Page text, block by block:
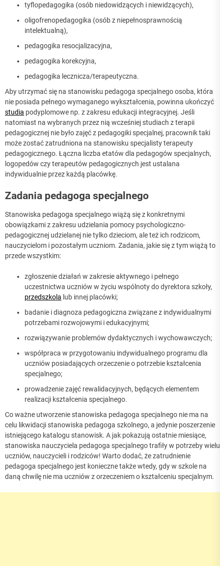
tyflopedagogika (osób niedowidzących i niewidzących),
oligofrenopedagogika (osób z niepełnosprawnością
intelektualną),
pedagogika resocjalizacyjna,
pedagogika korekcyjna,
pedagogika lecznicza/terapeutyczna.
Aby utrzymać się na stanowisku pedagoga specjalnego osoba, która
nie posiada pełnego wymaganego wykształcenia, powinna ukończyć
studia podyplomowe np. z zakresu edukacji integracyjnej. Jeśli
natomiast na wybranych przez nią wcześniej studiach z terapii
pedagogicznej nie było zajęć z pedagogiki specjalnej, pracownik taki
może zostać zatrudniona na stanowisku specjalisty terapeuty
pedagogicznego. Łączna liczba etatów dla pedagogów specjalnych,
logopedów czy terapeutów pedagogicznych jest ustalana
indywidualnie przez każdą placówkę.
Zadania pedagoga specjalnego
Stanowiska pedagoga specjalnego wiążą się z konkretnymi
obowiązkami z zakresu udzielania pomocy psychologiczno-
pedagogicznej udzielanej nie tylko dzieciom, ale też ich rodzicom,
nauczycielom i pozostałym uczniom. Zadania, jakie się z tym wiążą to
przede wszystkim:
zgłoszenie działań w zakresie aktywnego i pełnego
uczestnictwa uczniów w życiu wspólnoty do dyrektora szkoły,
przedszkola lub innej placówki;
badanie i diagnoza pedagogiczna związane z indywidualnymi
potrzebami rozwojowymi i edukacyjnymi;
rozwiązywanie problemów dydaktycznych i wychowawczych;
współpraca w przygotowaniu indywidualnego programu dla
uczniów posiadających orzeczenie o potrzebie kształcenia
specjalnego;
prowadzenie zajęć rewalidacyjnych, będących elementem
realizacji kształcenia specjalnego.
Co ważne utworzenie stanowiska pedagoga specjalnego nie ma na
celu likwidacji stanowiska pedagoga szkolnego, a jedynie poszerzenie
istniejącego katalogu stanowisk. A jak pokazują ostatnie miesiące,
stanowiska nauczyciela pedagoga specjalnego trafiły w potrzeby wielu
uczniów, nauczycieli i rodziców! Warto dodać, że zatrudnienie
pedagoga specjalnego jest konieczne także wtedy, gdy w szkole na
daną chwilę nie ma uczniów z orzeczeniem o kształceniu specjalnym.